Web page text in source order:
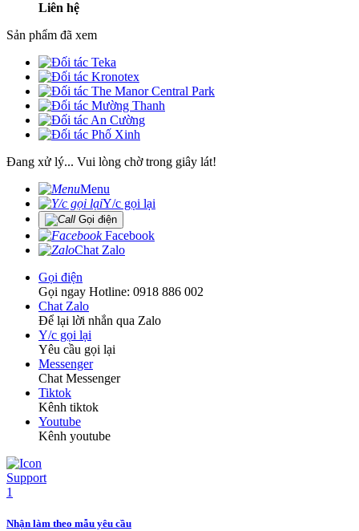
Liên hệ
Sản phẩm đã xem
Đang xử lý... Vui lòng chờ trong giây lát!
Menu
Y/c gọi lại
Gọi điện
Facebook
Chat Zalo
Gọi điện
Gọi ngay Hotline: 0918 886 002
Chat Zalo
Để lại lời nhắn qua Zalo
Y/c gọi lại
Yêu cầu gọi lại
Messenger
Chat Messenger
Tiktok
Kênh tiktok
Youtube
Kênh youtube
Nhận làm theo mẫu yêu cầu